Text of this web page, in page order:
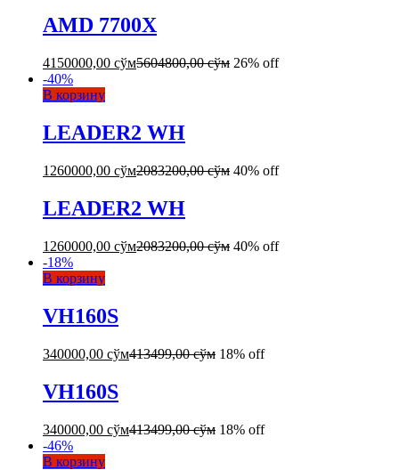
AMD 7700X
4150000,00 сўм5604800,00сўм 26% off
-40%
В корзину
LEADER2 WH
1260000,00 сўм2083200,00сўм 40% off
LEADER2 WH
1260000,00 сўм2083200,00сўм 40% off
-18%
В корзину
VH160S
340000,00 сўм413499,00сўм 18% off
VH160S
340000,00 сўм413499,00сўм 18% off
-46%
В корзину